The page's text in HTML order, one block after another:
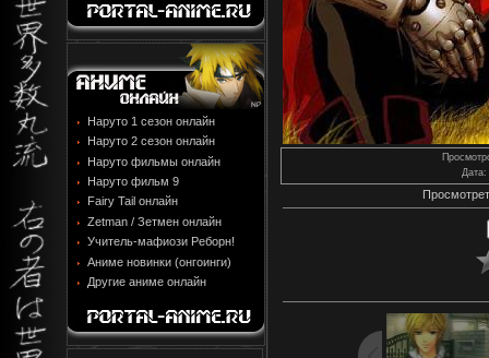
Наруто 1 сезон онлайн
Наруто 2 сезон онлайн
Наруто фильмы онлайн
Наруто фильм 9
Fairy Tail онлайн
Zetman / Зетмен онлайн
Учитель-мафиози Реборн!
Аниме новинки (онгоинги)
Другие аниме онлайн
Дата: